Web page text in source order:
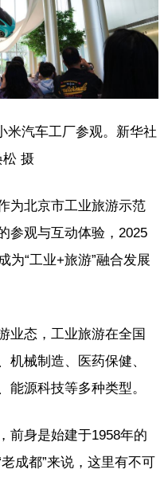
米汽车工厂参观。新华社
松 摄
为北京市工业旅游示范
参观与互动体验，2025
为“工业+旅游”融合发展
业态，工业旅游在全国
机械制造、医药保健、
能源科技等多种类型。
前身是始建于1958年的
成都”来说，这里有不可